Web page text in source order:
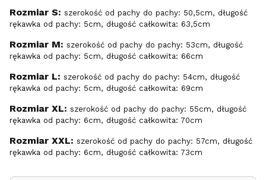
Rozmiar S: szerokość od pachy do pachy: 50,5cm, długość
rękawka od pachy: 5cm, długość całkowita: 63,5cm
Rozmiar M: szerokość od pachy do pachy: 53cm, długość
rękawka od pachy: 5cm, długość całkowita: 66cm
Rozmiar L: szerokość od pachy do pachy: 54cm, długość
rękawka od pachy: 5cm, długość całkowita: 69cm
Rozmiar XL: szerokość od pachy do pachy: 55cm, długość
rękawka od pachy: 6cm, długość całkowita: 70cm
Rozmiar XXL: szerokość od pachy do pachy: 57cm, długość
rękawka od pachy: 6cm, długość całkowita: 73cm